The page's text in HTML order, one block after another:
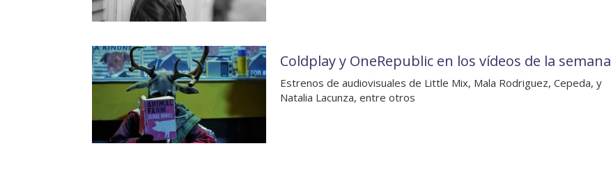
Coldplay y OneRepublic en los vídeos de la semana
Estrenos de audiovisuales de Little Mix, Mala Rodriguez, Cepeda, y
Natalia Lacunza, entre otros